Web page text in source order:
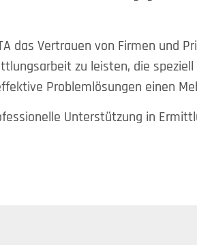
das Vertrauen von Firmen und
zu leisten, die
Problemlösungen einen
Unterstützung in